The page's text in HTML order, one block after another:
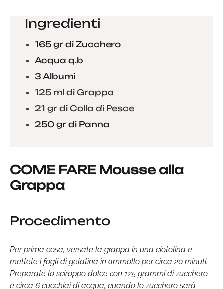
Ingredienti
165 gr di Zucchero
Acqua q.b
3 Albumi
125 ml di Grappa
21 gr di Colla di Pesce
250 gr di Panna
COME FARE Mousse alla
Grappa
Procedimento
Per prima cosa, versate la grappa in una ciotolina e
mettete i fogli di gelatina in ammollo per circa 20 minuti.
Preparate lo sciroppo dolce con 125 grammi di zucchero
e circa 6 cucchiai di acqua, quando lo zucchero sarà